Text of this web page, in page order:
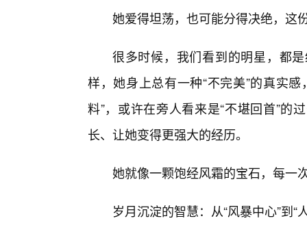
她爱得坦荡，也可能分得决绝，这
很多时候，我们看到的明星，都
样，她身上总有一种“不完美”的真实
料”，或许在旁人看来是“不堪回首”的
长、让她变得更强大的经历。
她就像一颗饱经风霜的宝石，每一
岁月沉淀的智慧：从“风暴中心”到“